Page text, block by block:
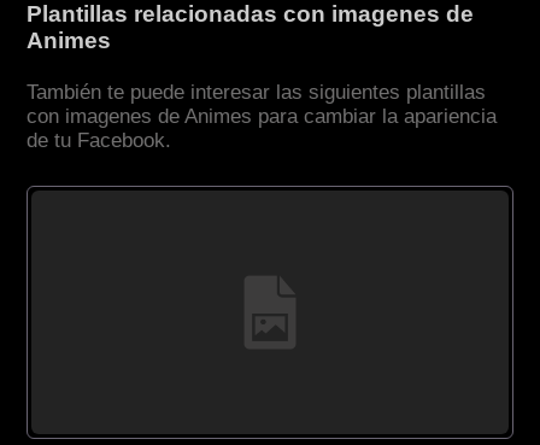
Plantillas relacionadas con imagenes de
Animes
También te puede interesar las siguientes plantillas
con imagenes de Animes para cambiar la apariencia
de tu Facebook.